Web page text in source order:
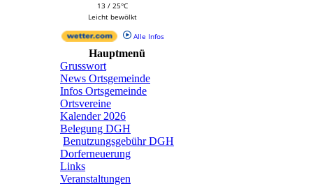
13 / 25°C
Leicht bewölkt
Alle Infos
Hauptmenü
Grusswort
News Ortsgemeinde
Infos Ortsgemeinde
Ortsvereine
Kalender 2026
Belegung DGH
Benutzungsgebühr DGH
Dorferneuerung
Links
Veranstaltungen